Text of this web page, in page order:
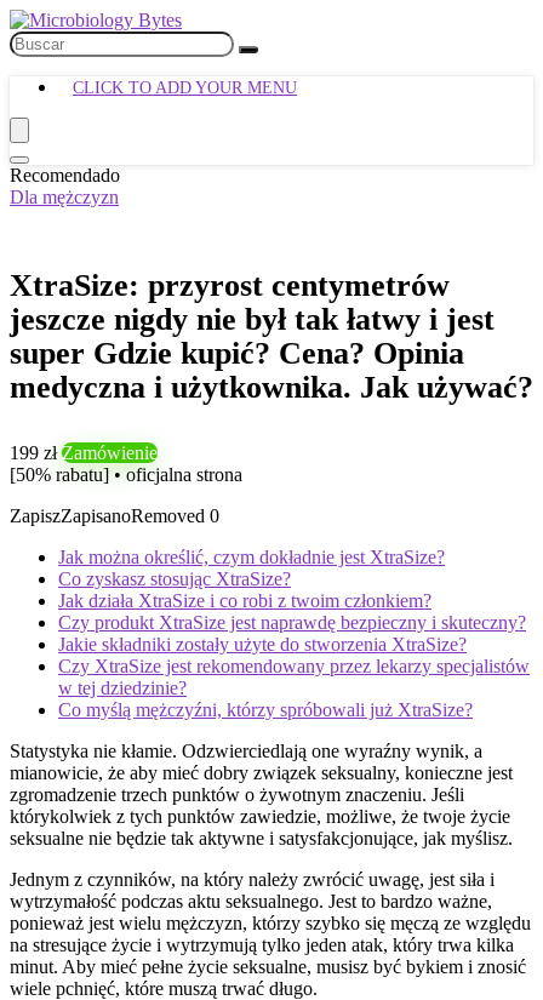
CLICK TO ADD YOUR MENU
Recomendado
Dla mężczyzn
XtraSize: przyrost centymetrów
jeszcze nigdy nie był tak łatwy i jest
super Gdzie kupić? Cena? Opinia
medyczna i użytkownika. Jak używać?
199 zł Zamówienie
[50% rabatu] • oficjalna strona
ZapiszZapisanoRemoved 0
Jak można określić, czym dokładnie jest XtraSize?
Co zyskasz stosując XtraSize?
Jak działa XtraSize i co robi z twoim członkiem?
Czy produkt XtraSize jest naprawdę bezpieczny i skuteczny?
Jakie składniki zostały użyte do stworzenia XtraSize?
Czy XtraSize jest rekomendowany przez lekarzy specjalistów
w tej dziedzinie?
Co myślą mężczyźni, którzy spróbowali już XtraSize?
Statystyka nie kłamie. Odzwierciedlają one wyraźny wynik, a
mianowicie, że aby mieć dobry związek seksualny, konieczne jest
zgromadzenie trzech punktów o żywotnym znaczeniu. Jeśli
którykolwiek z tych punktów zawiedzie, możliwe, że twoje życie
seksualne nie będzie tak aktywne i satysfakcjonujące, jak myślisz.
Jednym z czynników, na który należy zwrócić uwagę, jest siła i
wytrzymałość podczas aktu seksualnego. Jest to bardzo ważne,
ponieważ jest wielu mężczyzn, którzy szybko się męczą ze względu
na stresujące życie i wytrzymują tylko jeden atak, który trwa kilka
minut. Aby mieć pełne życie seksualne, musisz być bykiem i znosić
wiele pchnięć, które muszą trwać długo.